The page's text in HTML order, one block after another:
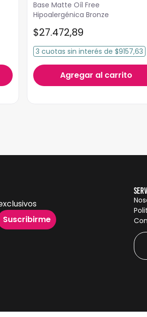
Base Matte Oíl Free
Hipoalergénica Bronze
$27.472,89
3 cuotas sin interés de $9157,63
Agregar al carrito
Suscribirme